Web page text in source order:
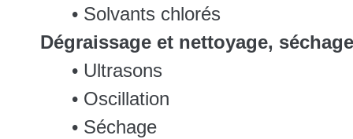
• Solvants chlorés
Dégraissage et nettoyage,
• Ultrasons
• Oscillation
• Séchage